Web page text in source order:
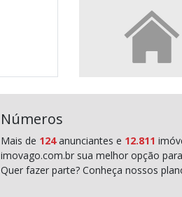
Números
Mais de 124anunciantes e 12.811
imovago.com.br sua melhor opção
Quer fazer parte? Conheça nossos